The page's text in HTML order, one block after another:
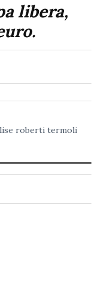
libera,
roberti termoli